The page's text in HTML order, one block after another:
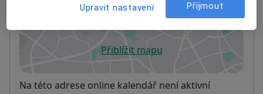
Novosady 1580, Holešov76901
Přiblížit mapuse otevře v nové záložce
Dostupnost
Na této adrese online kalendář není aktivní
Upravit nastavení Přijmout